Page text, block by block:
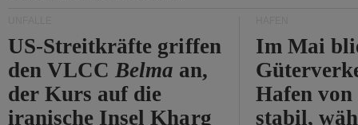
US-Streitkräfte griffen
den VLCCBelma an,
der Kurs auf die
iranische Insel Kharg
Im Mai
Hafen von
stabil,